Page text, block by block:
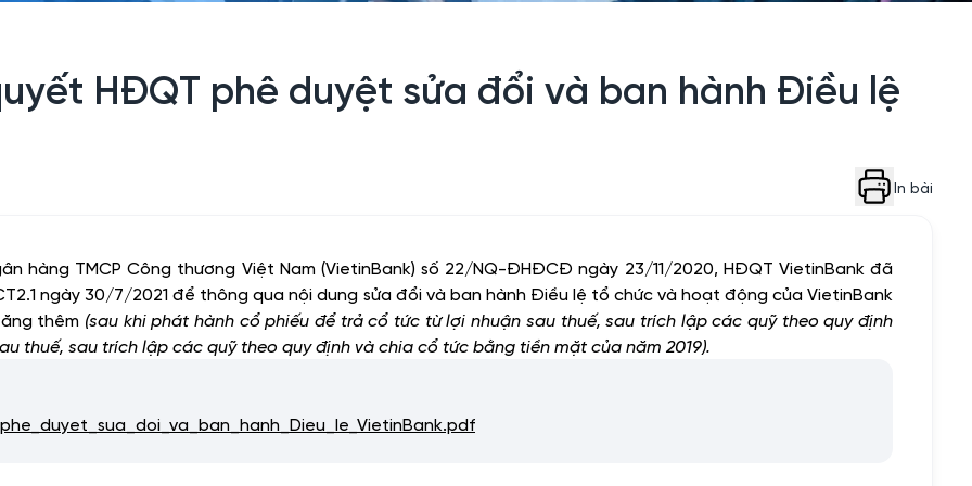
HĐQT phê duyệt sửa đổi và ban hành Điều lệ
In bài
hàng TMCP Công thương Việt Nam (VietinBank) số 22/NQ-ĐHĐCĐ ngày 23/11/2020, HĐQT VietinBank đã
ngày 30/7/2021 để thông qua nội dung sửa đổi và ban hành Điều lệ tổ chức và hoạt động của VietinBank
thêm (sau khi phát hành cổ phiếu để trả cổ tức từ lợi nhuận sau thuế, sau trích lập các quỹ theo quy định
thuế, sau trích lập các quỹ theo quy định và chia cổ tức bằng tiền mặt của năm 2019).